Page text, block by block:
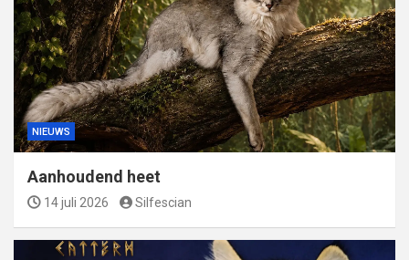
NIEUWS
Aanhoudend heet
14 juli 2026 Silfescian